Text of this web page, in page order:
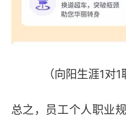
（向阳生涯1对
总之，员工个人职业